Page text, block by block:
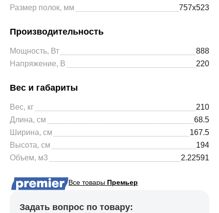
Размер полок, мм 757х523
Производительность
Мощность, Вт
888
Напряжение, В
220
Вес и габариты
Вес, кг
210
Длина, см
68.5
Ширина, см
167.5
Высота, см
194
Объем, м3
2.22591
Все товары Премьер
Задать вопрос по товару: